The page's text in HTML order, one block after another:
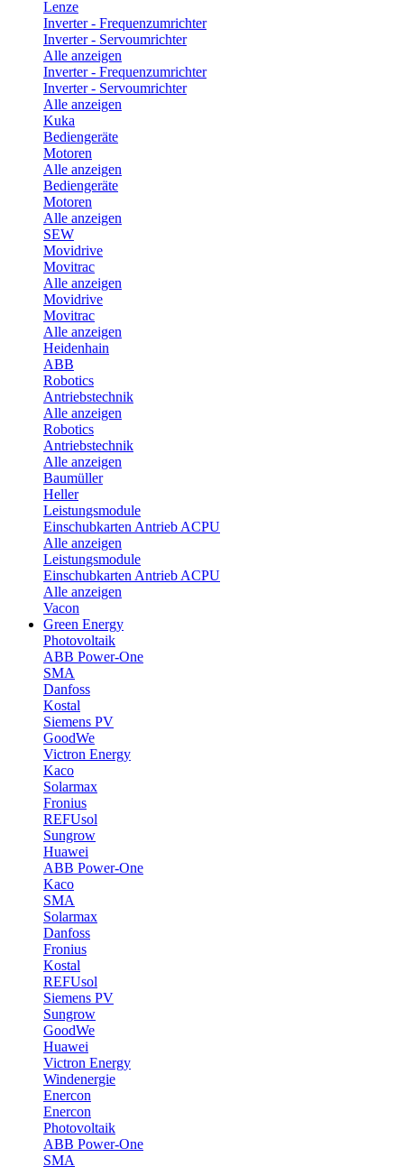
Lenze
Inverter - Frequenzumrichter
Inverter - Servoumrichter
Alle anzeigen
Inverter - Frequenzumrichter
Inverter - Servoumrichter
Alle anzeigen
Kuka
Bediengeräte
Motoren
Alle anzeigen
Bediengeräte
Motoren
Alle anzeigen
SEW
Movidrive
Movitrac
Alle anzeigen
Movidrive
Movitrac
Alle anzeigen
Heidenhain
ABB
Robotics
Antriebstechnik
Alle anzeigen
Robotics
Antriebstechnik
Alle anzeigen
Baumüller
Heller
Leistungsmodule
Einschubkarten Antrieb ACPU
Alle anzeigen
Leistungsmodule
Einschubkarten Antrieb ACPU
Alle anzeigen
Vacon
Green Energy
Photovoltaik
ABB Power-One
SMA
Danfoss
Kostal
Siemens PV
GoodWe
Victron Energy
Kaco
Solarmax
Fronius
REFUsol
Sungrow
Huawei
ABB Power-One
Kaco
SMA
Solarmax
Danfoss
Fronius
Kostal
REFUsol
Siemens PV
Sungrow
GoodWe
Huawei
Victron Energy
Windenergie
Enercon
Enercon
Photovoltaik
ABB Power-One
SMA